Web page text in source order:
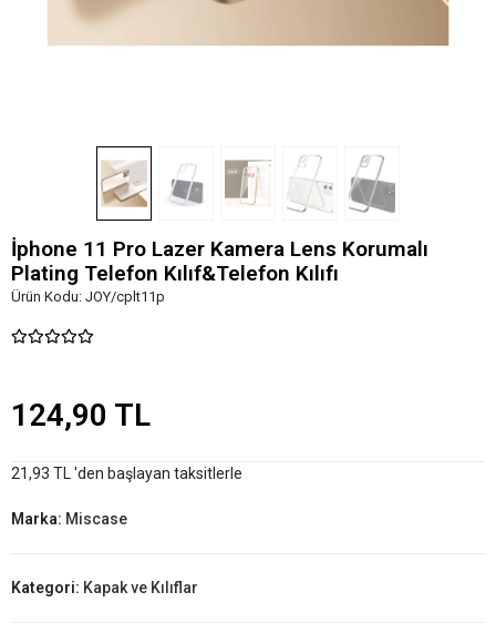
İphone 11 Pro Lazer Kamera Lens Korumalı
Plating Telefon Kılıf&Telefon Kılıfı
Ürün Kodu: JOY/cplt11p
124,90 TL
21,93 TL 'den başlayan taksitlerle
Marka: Miscase
Kategori: Kapak ve Kılıflar